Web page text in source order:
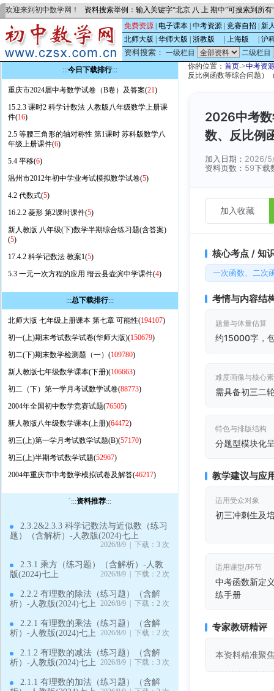
欢迎来到初中数学网！ 资料搜索举例：输入关键字“北京 八 上 期中”可搜索到所
免费资源 电子课本 中考资源 竞赛自招
新
北师大版
华师大版 浙教版 上海版 沪
资料搜索： 一级栏目
二级栏目
:::今日下载排行:::
重庆市2024届中考数学试卷（B卷）及答案(21)
15.2.3 课时2 科学计数法 人教版八年级数学上册课
件(16)
2.5 等腰三角形的轴对称性 第1课时 苏科版数学八
年级上册课件(6)
5.4 平移(6)
温州市2012年初中学业考试模拟数学试卷(5)
4.2 代数式(5)
16.2.2 菱形 第2课时课件(5)
新人教版 八年级(下)数学半期综合练习题(含答案)
(5)
17.4.2 科学记数法 教案1(5)
5.3 一元一次方程的应用 缙云县壶滨中学课件(4)
:::总下载排行:::
北师大版 七年级上册课本 第七章 可能性(194107)
初一(上)期末考试数学试卷(华师大版)(150679)
初二(下)期末数学检测题（一）(109780)
新人教版七年级数学课本(下册)(106663)
初二（下）第一学月考试数学试卷(88773)
2004年全国初中数学竞赛试题(76505)
新人教版八年级数学课本(上册)(64472)
初三(上)第一学月考试数学试题(B)(57170)
初三(上)半期考试数学试题(52967)
2004年重庆市中考数学模拟试卷及解答(46217)
`:::资料推荐:::
2.3.2&2.3.3 科学记数法与近似数（练习
题）（含解析）-人教版(2024)七上
2026/8/9 | 下载：3 次
2.3.1 乘方（练习题）（含解析）-人教
版(2024)七上
2026/8/9 | 下载：2 次
2.2.2 有理数的除法（练习题）（含解
析）-人教版(2024)七上 2026/8/9 | 下载：2 次
2.2.1 有理数的乘法（练习题）（含解
析）-人教版(2024)七上 2026/8/9 | 下载：2 次
2.1.2 有理数的减法（练习题）（含解
析）-人教版(2024)七上 2026/8/9 | 下载：3 次
2.1.1 有理数的加法（练习题）（含解
你的位置： 首页->中考资
反比例函数等综合问题）
2026中考数
数、反比例
加入日期： 2026/
资料页数： 59下载
加入收藏
核心考点 / 知
一次函数、二次
考情与内容结
题量与体量估算
约15000字，
难度画像与核心
需具备初三二
特色与排版结构
分题型模块化
教学建议与应
适用受众对象
初三冲刺生及
适用课型/环节
中考函数新定
练手册
专家教研精评
本资料精准聚